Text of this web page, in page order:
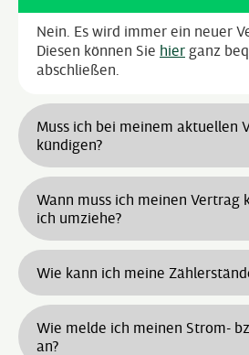
Nein. Es wird immer ein neuer
Diesen können Sie hier ganz
abschließen.
Muss ich bei meinem aktuellen
kündigen?
Nein. Das übernehmen wir gern
Wann muss ich meinen Vertrag
ich umziehe?
dem Umzugsdatumbei uns
endet automatisch mit dem
alten Wohnung spätestens14
Wie kann ich meine
Sie können uns Ihre
Fax oder E-Mail mitteilen. Noch
Wie melde ich meinen Strom-
an?